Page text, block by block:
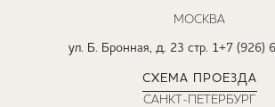
МОСКВА
ул. Б. Бронная, д. 23 стр. 1+7 (926)
СХЕМА ПРОЕЗДА
САНКТ-ПЕТЕРБУРГ